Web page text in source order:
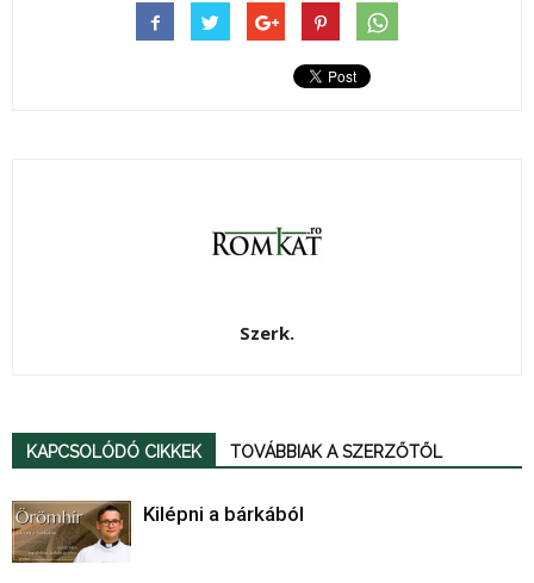
Szerk.
KAPCSOLÓDÓ CIKKEK TOVÁBBIAK A SZERZŐTŐL
Kilépni a bárkából